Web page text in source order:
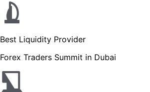
Best Liquidity Provider
Forex Traders Summit in Dubai